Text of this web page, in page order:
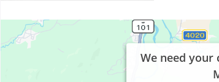
We need your